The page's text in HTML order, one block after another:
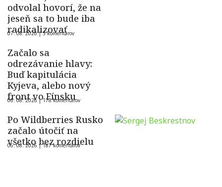
odvolal hovorí, že na
jeseň sa to bude iba
radikalizovať
07. 08. 2026 |5 komentárov
Začalo sa
odrezávanie hlavy:
Buď kapitulácia
Kyjeva, alebo nový
front vo Fínsku
06. 08. 2026 |178 komentárov
Po Wildberries Rusko
začalo útočiť na
všetko bez rozdielu
06. 08. 2026 |187 komentárov